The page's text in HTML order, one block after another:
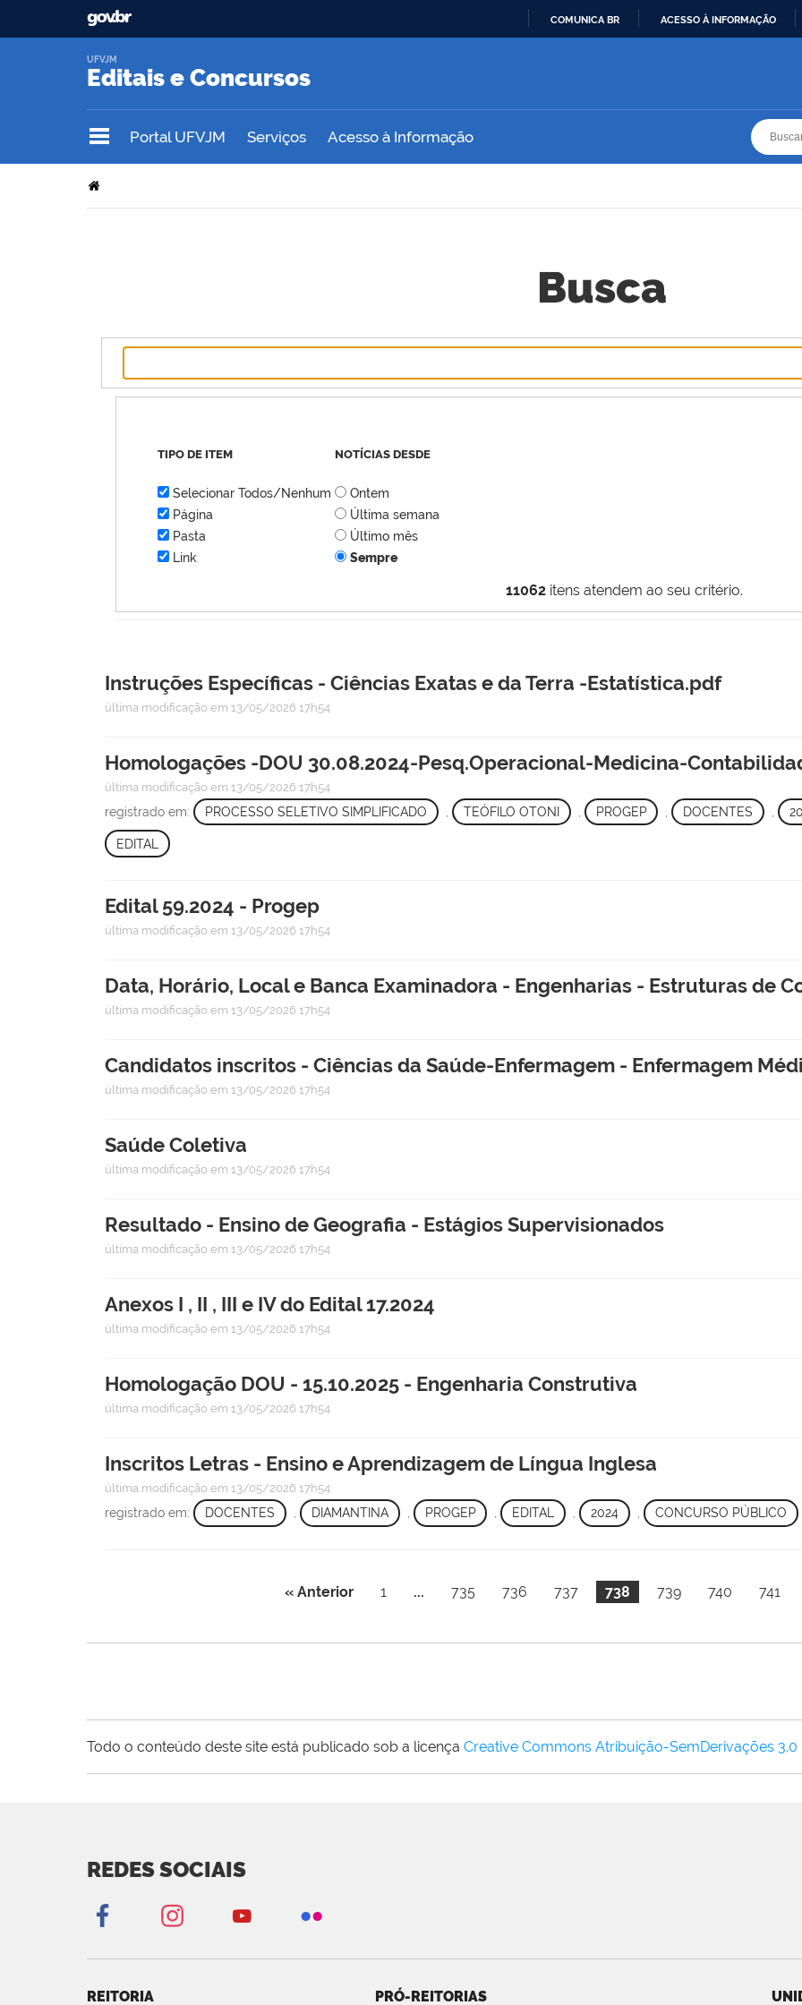
COMUNICA BR ACESSO À INFORMAÇÃO
Editais e Concursos
UFVJM
Portal UFVJM Serviços Acesso à Informação
Busca
11062itens atendem ao seu critério.
TIPO DE ITEM
Selecionar Todos/Nenhum
Página
Pasta
Link
NOTÍCIAS DESDE
Ontem
Última semana
Último mês
Sempre
Instruções Específicas - Ciências Exatas e da Terra -Estatística.pdf
última modificação em 13/05/2026 17h54
Homologações -DOU 30.08.2024-Pesq.Operacional-Medicina-
última modificação em 13/05/2026 17h54
registrado em: PROCESSO SELETIVO SIMPLIFICADO TEÓFILO OTONI PROGEP , DOCENTES ,
EDITAL
Edital 59.2024 - Progep
última modificação em 13/05/2026 17h54
Data, Horário, Local e Banca Examinadora - Engenharias - Estruturas de
última modificação em 13/05/2026 17h54
Candidatos inscritos - Ciências da Saúde-Enfermagem - Enfermagem
última modificação em 13/05/2026 17h54
Saúde Coletiva
última modificação em 13/05/2026 17h54
Resultado - Ensino de Geografia - Estágios Supervisionados
última modificação em 13/05/2026 17h54
Anexos I , II , III e IV do Edital 17.2024
última modificação em 13/05/2026 17h54
Homologação DOU - 15.10.2025 - Engenharia Construtiva
última modificação em 13/05/2026 17h54
Inscritos Letras - Ensino e Aprendizagem de Língua Inglesa
última modificação em 13/05/2026 17h54
registrado em: DOCENTES , DIAMANTINA , PROGEP , EDITAL , 2024 , CONCURSO PÚBLICO
« Anterior 1 ... 735 736 737 738 739 740 741
Todo o conteúdo deste site está publicado sob a licença Creative Commons Atribuição-SemDerivações
REDES SOCIAIS
REITORIA PRÓ-REITORIAS